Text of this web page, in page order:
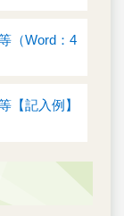
（Word：4
【記入例】